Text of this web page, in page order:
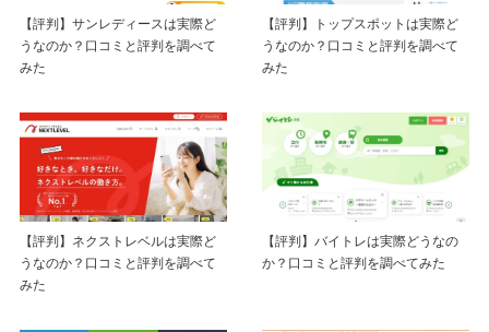
【評判】サンレディースは実際ど
うなのか？口コミと評判を調べて
みた
【評判】トップスポットは実際ど
うなのか？口コミと評判を調べて
みた
【評判】ネクストレベルは実際ど
うなのか？口コミと評判を調べて
みた
【評判】バイトレは実際どうなの
か？口コミと評判を調べてみた